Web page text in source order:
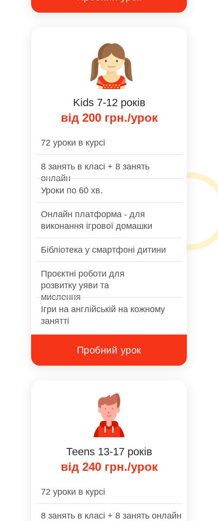
Пробний урок
Kids 7-12 років
72 уроки в курсі
8 занять в класі + 8 занять
онлайн
Уроки по 60 хв.
Онлайн платформа - для
виконання ігрової домашки
Бібліотека у смартфоні дитини
Проєктні роботи для
розвитку уяви та
мислення
Ігри на англійській на кожному
занятті
Тееns 13-17 років
72 уроки в курсі
8 занять в класі + 8 занять онлайн
від 200 грн./урок
від 240 грн./урок